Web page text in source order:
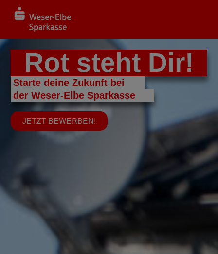
Rot steht Dir!
Starte deine Zukunft bei​
der Weser-Elbe Sparkasse​
JETZT BEWERBEN!